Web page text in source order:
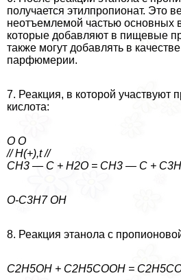
получается этилпропионат. Это
неотъемлемой частью основных
которые добавляют в пищевые
также могут добавлять в
парфюмерии.
7. Реакция, в которой участвуют
кислота:
O O
// H(+),t //
СH3 — C + H2O = CH3 — C +
O-C3H7 OH
8. Реакция этанола с
С2Н5ОН + С2Н5СООН =